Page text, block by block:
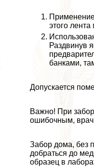
этого
Раздвинув
банками,
Допускается
Важно! При
ошибочным, врач
Забор дома, без
добраться до
образец в